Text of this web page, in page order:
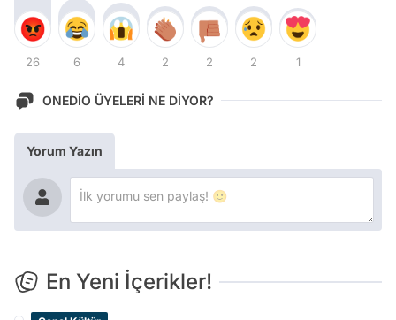
26 6 4 2 2 2 1
ONEDİO ÜYELERİ NE DİYOR?
Yorum Yazın
En Yeni İçerikler!